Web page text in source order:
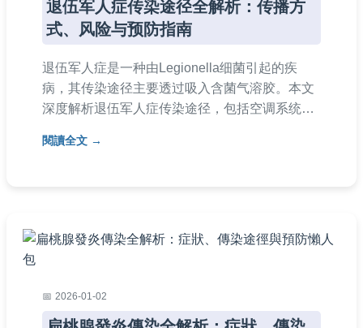
退伍军人症传染途径全解析：传播方
式、风险与预防指南
退伍军人症是一种由Legionella细菌引起的疾
病，其传染途径主要透过吸入含菌气溶胶。本文
深度解析退伍军人症传染途径，包括空调系统、
常见问答。无论您是家庭用户或管理者，都能学
閱讀全文
2026-01-02